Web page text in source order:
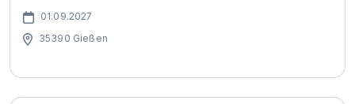
01.09.2027
35390 Gießen